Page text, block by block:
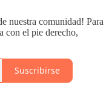
nuestra comunidad! Para
con el pie derecho,
Suscribirse